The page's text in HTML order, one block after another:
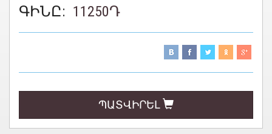
ԳԻՆԸ: 11250Դ
ՊԱՏՎԻՐԵԼ